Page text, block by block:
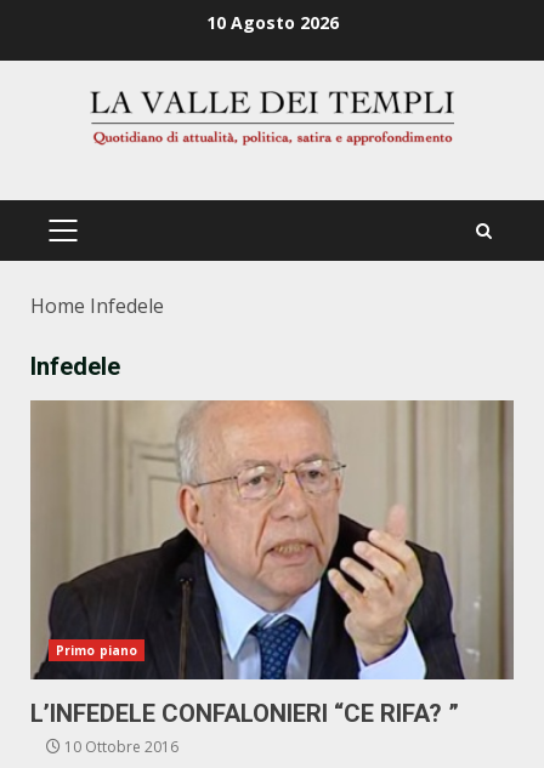
10 Agosto 2026
PRIMÄRES
Home Infedele
Infedele
Primo piano
L’INFEDELE CONFALONIERI “CE RIFA? ”
10 Ottobre 2016